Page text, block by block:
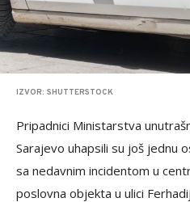
IZVOR: SHUTTERSTOCK
Pripadnici Ministarstva
Sarajevo uhapsili su još jednu
sa nedavnim incidentom u
poslovna objekta u ulici